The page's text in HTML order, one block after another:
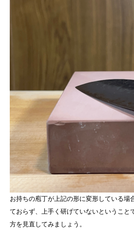
お持ちの庖丁が上記の形に変形している場
ておらず、上手く研げていないということ
方を見直してみましょう。